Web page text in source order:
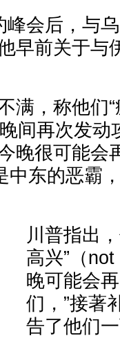
会后，与
早前关于与
满，称他们
间再次发动
晚很可能会
中东的恶霸
川普指出
高兴”（
晚可能会
们，”接著
告了他们